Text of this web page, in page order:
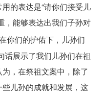
的表达是“请你们接受儿
，能够表达出我们子孙对
你们的护佑下，儿孙们
话展示了我们儿孙们在祖
，在祭祖文案中，除了
儿孙的成就和发展，这